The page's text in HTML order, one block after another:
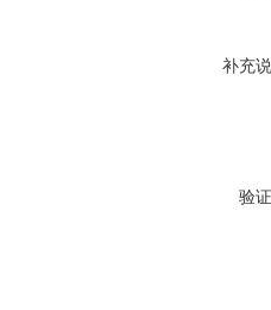
补充
验